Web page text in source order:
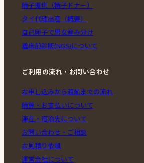
精子提供（精子ドナー）
タイ代理出産（概要）
自己卵子で男女産み分け
着床前診断(NGS)について
ご利用の流れ・お問い合わせ
お申し込みから渡航までの流れ
精算・お支払いについて
滞在・宿泊先について
お問い合わせ・ご相談
お見積り依頼
運営会社について